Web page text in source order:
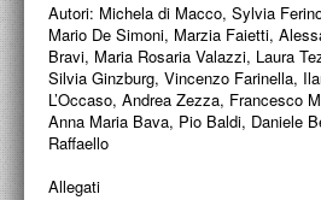
Autori: Michela di Macco, Sylvia
Mario De Simoni, Marzia Faietti,
Bravi, Maria Rosaria Valazzi, Laura
Silvia Ginzburg, Vincenzo Farinella,
L’Occaso, Andrea Zezza, Francesco
Anna Maria Bava, Pio Baldi, Daniele
Raffaello
Allegati